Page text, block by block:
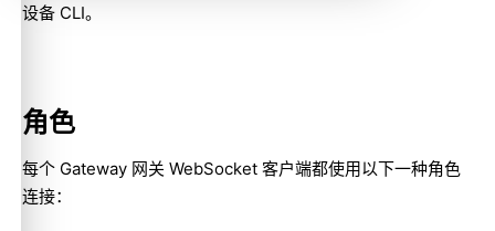
设备 CLI。
角色
每个 Gateway 网关 WebSocket 客户端都使用以下一种角色
连接：